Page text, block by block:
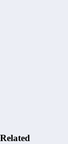
Related